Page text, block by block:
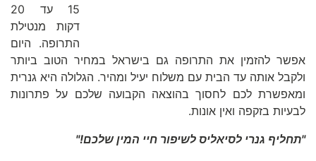
15 עד 20
דקות מנטילת
התרופה. היום
אפשר להזמין את התרופה גם בישראל במחיר הטוב ביותר
ולקבל אותה עד הבית עם משלוח יעיל ומהיר. הגלולה היא גנרית
ומאפשרת לכם לחסוך בהוצאה הקבועה שלכם על פתרונות
לבעיות בזקפה ואין אונות.
"תחליף גנרי לסיאליס לשיפור חיי המין שלכם!"